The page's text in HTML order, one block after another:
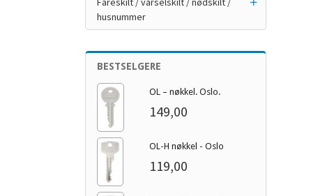
husnummer
BESTSELGERE
OL – nøkkel. Oslo.
149,00
OL-H nøkkel - Oslo
119,00